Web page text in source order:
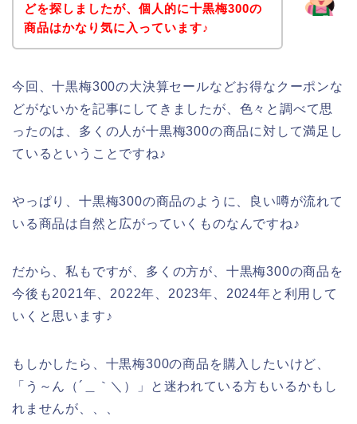
どを探しましたが、個人的に十黒梅300の
商品はかなり気に入っています♪
今回、十黒梅300の大決算セールなどお得なクーポンな
どがないかを記事にしてきましたが、色々と調べて思
ったのは、多くの人が十黒梅300の商品に対して満足し
ているということですね♪
やっぱり、十黒梅300の商品のように、良い噂が流れて
いる商品は自然と広がっていくものなんですね♪
だから、私もですが、多くの方が、十黒梅300の商品を
今後も2021年、2022年、2023年、2024年と利用して
いくと思います♪
もしかしたら、十黒梅300の商品を購入したいけど、
「う～ん（´＿｀＼）」と迷われている方もいるかもし
れませんが、、、